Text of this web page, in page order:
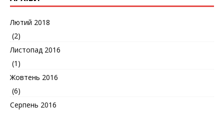
Лютий 2018
(2)
Листопад 2016
(1)
Жовтень 2016
(6)
Серпень 2016